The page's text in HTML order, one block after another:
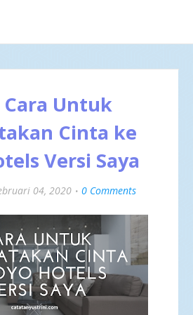
Cara Untuk
Cinta ke
Versi Saya
04, 2020 0 Comments